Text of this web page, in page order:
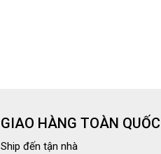
GIAO HÀNG TOÀN QUỐC
Ship đến tận nhà